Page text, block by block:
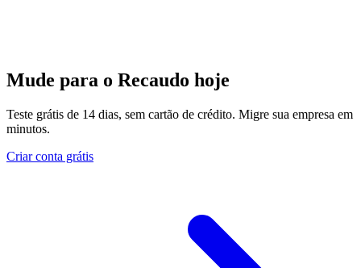
Mude para o Recaudo hoje
Teste grátis de 14 dias, sem cartão de crédito. Migre sua empresa em
minutos.
Criar conta grátis